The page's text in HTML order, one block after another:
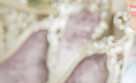
価格帯